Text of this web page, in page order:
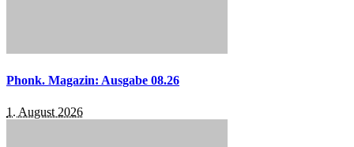
Phonk. Magazin: Ausgabe 08.26
1. August 2026